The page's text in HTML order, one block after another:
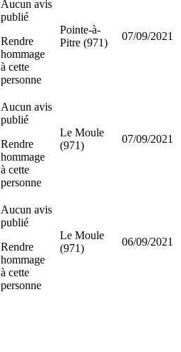
Aucun avis
publié
Rendre
hommage
à cette
personne
Pointe-à-
Pitre (971)
07/09/2021
Aucun avis
publié
Rendre
hommage
à cette
personne
Le Moule
(971)
07/09/2021
Aucun avis
publié
Rendre
hommage
à cette
personne
Le Moule
(971)
06/09/2021